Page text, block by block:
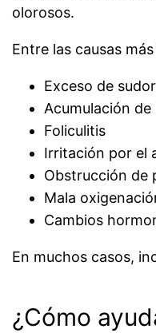
olorosos.
Entre las causas
Exceso de
Acumulación
Foliculitis
Irritación por el
Obstrucción de
Mala
Cambios
En muchos casos,
¿Cómo